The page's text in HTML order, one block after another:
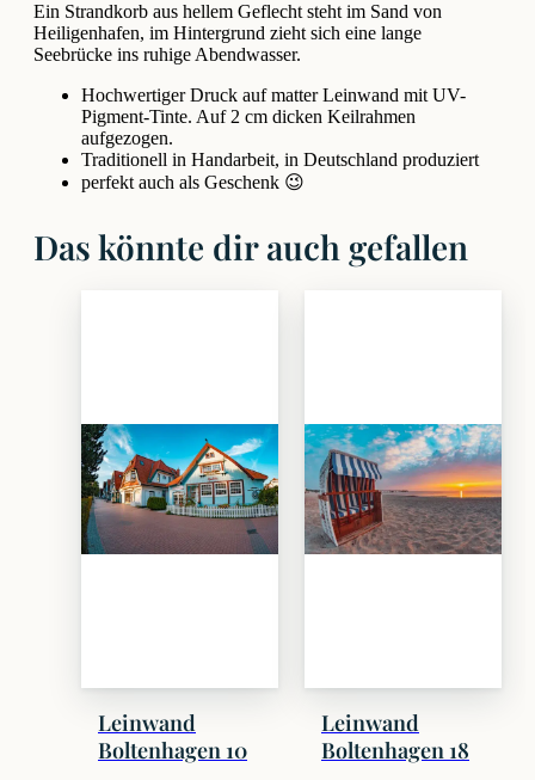
Ein Strandkorb aus hellem Geflecht steht im Sand von
Heiligenhafen, im Hintergrund zieht sich eine lange
Seebrücke ins ruhige Abendwasser.
Hochwertiger Druck auf matter Leinwand mit UV-
Pigment-Tinte. Auf 2 cm dicken Keilrahmen
aufgezogen.
Traditionell in Handarbeit, in Deutschland produziert
perfekt auch als Geschenk 😉
Das könnte dir auch gefallen
Leinwand
Boltenhagen 10
Leinwand
Boltenhagen 18